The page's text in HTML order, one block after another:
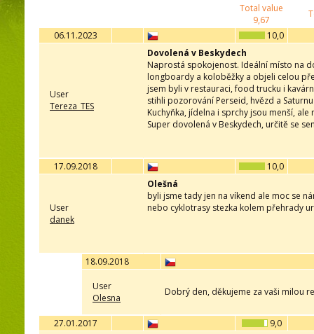
Total value
9,67
06.11.2023
10,0
User
Tereza_TES
Dovolená v Beskydech
Naprostá spokojenost. Ideální místo na
longboardy a koloběžky a objeli celou
jsem byli v restauraci, food trucku i
stihli pozorování Perseid, hvězd a
Kuchyňka, jídelna i sprchy jsou menší,
Super dovolená v Beskydech, určitě se
17.09.2018 10,0
User
danek
Olešná
byli jsme tady jen na víkend ale moc se
nebo cyklotrasy stezka kolem přehrady
18.09.2018
User
Olesna
Dobrý den, děkujeme za vaši milou
27.01.2017 9,0